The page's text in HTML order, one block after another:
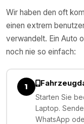
Wir haben den oft
einen extrem
verwandelt. Ein Auto
noch nie so einfach:
1
Starten Sie
Laptop.
WhatsApp